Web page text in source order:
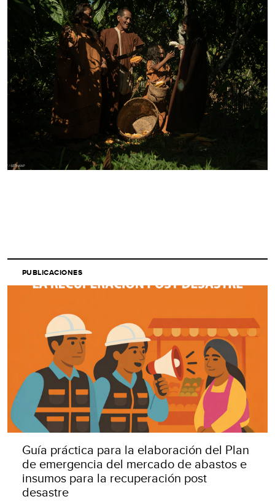
PUBLICACIONES
Guía práctica para la elaboración del Plan
de emergencia del mercado de abastos e
insumos para la recuperación post
desastre